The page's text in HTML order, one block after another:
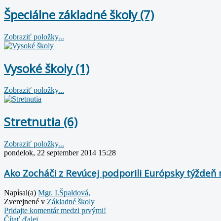
Špeciálne základné školy (7)
Zobraziť položky...
Vysoké školy (1)
Zobraziť položky...
Stretnutia (6)
Zobraziť položky...
pondelok, 22 september 2014 15:28
Ako Zocháči z Revúcej podporili Európsky
Napísal(a) Mgr. I.Špaldová,
Zverejnené v Základné školy
Pridajte komentár medzi prvými!
Čítať ďalej...